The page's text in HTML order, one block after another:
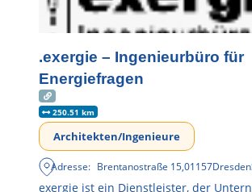
.exergie – Ingenieurbüro für
Energiefragen
250.51 km
Architekten/Ingenieure
Adresse: Brentanostraße 15,01157Dresden
exergie ist ein Dienstleister, der